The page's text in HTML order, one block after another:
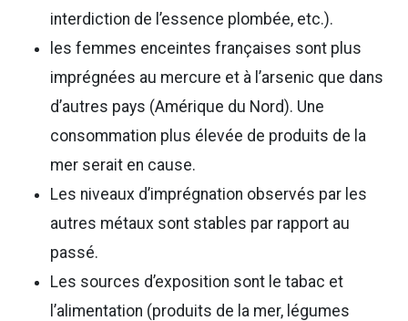
interdiction de l’essence plombée, etc.).
les femmes enceintes françaises sont plus
imprégnées au mercure et à l’arsenic que dans
d’autres pays (Amérique du Nord). Une
consommation plus élevée de produits de la
mer serait en cause.
Les niveaux d’imprégnation observés par les
autres métaux sont stables par rapport au
passé.
Les sources d’exposition sont le tabac et
l’alimentation (produits de la mer, légumes